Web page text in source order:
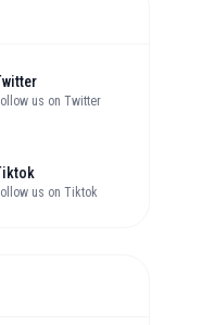
us on Twitter
us on Tiktok